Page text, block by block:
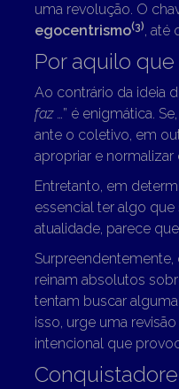
uma revolução. O
egocentrismo(3), até
Por aquilo
Ao contrário da ideia
faz…” é enigmática.
ante o coletivo, em
apropriar e
Entretanto, em
essencial ter algo que
atualidade, parece
Surpreendentemente,
reinam absolutos
tentam buscar
isso, urge uma
intencional que